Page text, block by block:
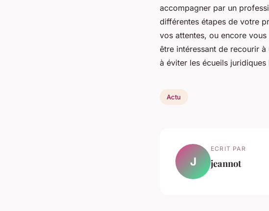
accompagner par un
différentes étapes de votre
vos attentes, ou encore
être intéressant de recourir
à éviter les écueils
Actu
J
ECRIT PAR
jeannot